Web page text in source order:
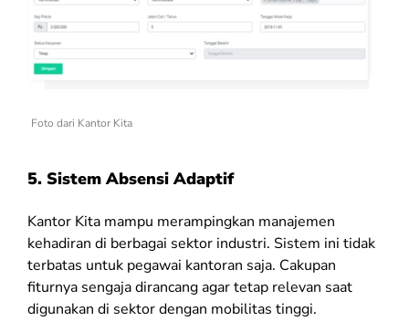
Foto dari Kantor Kita
5. Sistem Absensi Adaptif
Kantor Kita mampu merampingkan manajemen
kehadiran di berbagai sektor industri. Sistem ini tidak
terbatas untuk pegawai kantoran saja. Cakupan
fiturnya sengaja dirancang agar tetap relevan saat
digunakan di sektor dengan mobilitas tinggi.